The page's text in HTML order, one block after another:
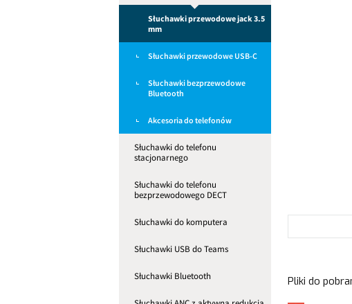
Słuchawki przewodowe jack 3.5
mm
Słuchawki przewodowe USB-C
Słuchawki bezprzewodowe
Bluetooth
Akcesoria do telefonów
Słuchawki do telefonu
stacjonarnego
Słuchawki do telefonu
bezprzewodowego DECT
Słuchawki do komputera
Słuchawki USB do Teams
Słuchawki Bluetooth Pliki do